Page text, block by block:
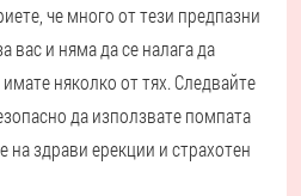
че много от тези предпазни
вас и няма да се налага да
няколко от тях. Следвайте
да използвате помпата
на здрави ерекции и страхотен